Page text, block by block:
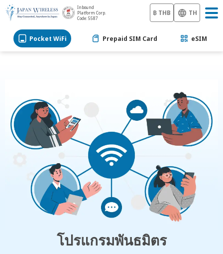
Inbound
Platform Corp.
Code: 5587
฿ THB TH
Pocket WiFi Prepaid SIM Card eSIM
โปรแกรมพันธมิตร